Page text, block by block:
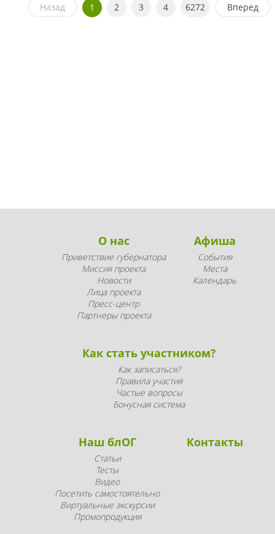
Назад 1 2 3 4 6272 Вперед
О нас
Приветствие губернатора
Миссия проекта
Новости
Лица проекта
Пресс-центр
Партнеры проекта
Афиша
События
Места
Календарь
Как стать участником?
Как записаться?
Правила участия
Частые вопросы
Бонусная система
Наш блОГ
Статьи
Тесты
Видео
Посетить самостоятельно
Виртуальные экскурсии
Промопродукция
Контакты